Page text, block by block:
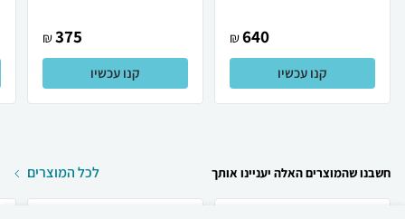
640
₪
קנו עכשיו
375
₪
קנו עכשיו
חשבנו שהמוצרים האלה יעניינו אותך לכל המוצרים